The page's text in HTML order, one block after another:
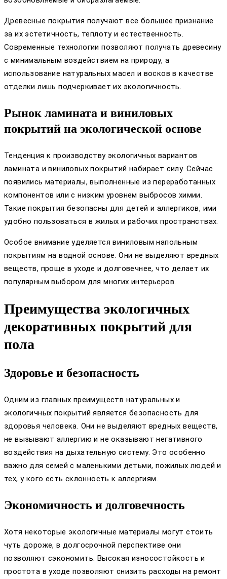
Древесные покрытия получают все большее признание
за их эстетичность, теплоту и естественность.
Современные технологии позволяют получать древесину
с минимальным воздействием на природу, а
использование натуральных масел и восков в качестве
отделки лишь подчеркивает их экологичность.
Рынок ламината и виниловых
покрытий на экологической основе
Тенденция к производству экологичных вариантов
ламината и виниловых покрытий набирает силу. Сейчас
появились материалы, выполненные из переработанных
компонентов или с низким уровнем выбросов химии.
Такие покрытия безопасны для детей и аллергиков, ими
удобно пользоваться в жилых и рабочих пространствах.
Особое внимание уделяется виниловым напольным
покрытиям на водной основе. Они не выделяют вредных
веществ, проще в уходе и долговечнее, что делает их
популярным выбором для многих интерьеров.
Преимущества экологичных
декоративных покрытий для
пола
Здоровье и безопасность
Одним из главных преимуществ натуральных и
экологичных покрытий является безопасность для
здоровья человека. Они не выделяют вредных веществ,
не вызывают аллергию и не оказывают негативного
воздействия на дыхательную систему. Это особенно
важно для семей с маленькими детьми, пожилых людей и
тех, у кого есть склонность к аллергиям.
Экономичность и долговечность
Хотя некоторые экологичные материалы могут стоить
чуть дороже, в долгосрочной перспективе они
позволяют сэкономить. Высокая износостойкость и
простота в уходе позволяют снизить расходы на ремонт